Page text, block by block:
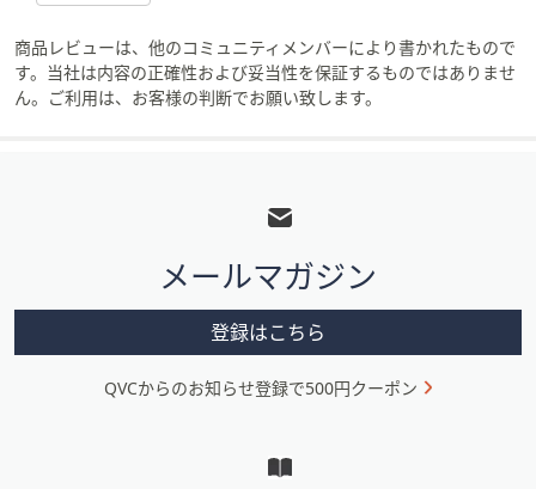
商品レビューは、他のコミュニティメンバーにより書かれたもので
す。当社は内容の正確性および妥当性を保証するものではありませ
ん。ご利用は、お客様の判断でお願い致します。
メ
ニ
メールマガジン
登録はこちら
QVCからのお知らせ登録で500円クーポン